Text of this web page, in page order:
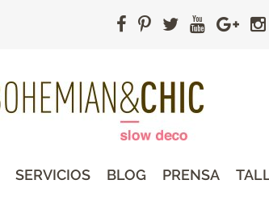
SERVICIOS BLOG PRENSA